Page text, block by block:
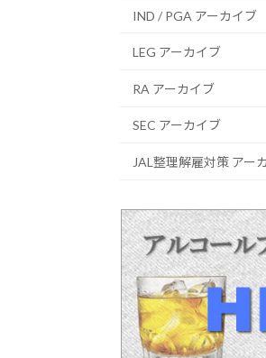
IND / PGA アーカイブ
LEG アーカイブ
RA アーカイブ
SEC アーカイブ
JAL整理解雇対策 アー